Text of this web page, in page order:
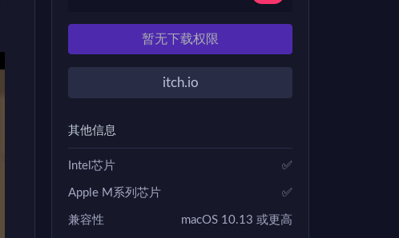
暂无下载权限
itch.io
其他信息
Intel芯片 ✅
Apple M系列芯片 ✅
兼容性 macOS 10.13 或更高